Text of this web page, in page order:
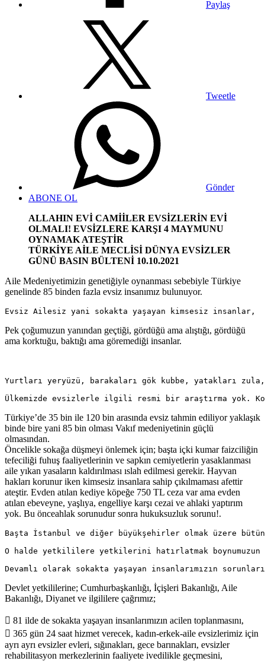
Paylaş
Tweetle
Gönder
ABONE OL
ALLAHIN EVİ CAMİİLER EVSİZLERİN EVİ
OLMALI! EVSİZLERE KARŞI 4 MAYMUNU
OYNAMAK ATEŞTİR
TÜRKİYE AİLE MECLİSİ DÜNYA EVSİZLER
GÜNÜ BASIN BÜLTENİ 10.10.2021
Aile Medeniyetimizin genetiğiyle oynanması sebebiyle Türkiye
genelinde 85 binden fazla evsiz insanımız bulunuyor.
Evsiz Ailesiz yani sokakta yaşayan kimsesiz insanlar,
Pek çoğumuzun yanından geçtiği, gördüğü ama alıştığı, gördüğü
ama korktuğu, baktığı ama göremediği insanlar.
Yurtları yeryüzü, barakaları gök kubbe, yatakları
Ülkemizde evsizlerle ilgili resmi bir araştırma yok.
Türkiye’de 35 bin ile 120 bin arasında evsiz tahmin ediliyor yaklaşık
binde bire yani 85 bin olması Vakıf medeniyetinin güçlü
olmasından.
Öncelikle sokağa düşmeyi önlemek için; başta içki kumar faizciliğin
tefeciliği fuhuş faaliyetlerinin ve sapkın cemiyetlerin yasaklanması
aile yıkan yasaların kaldırılması ıslah edilmesi gerekir. Hayvan
hakları korunur iken kimsesiz insanlara sahip çıkılmaması afettir
ateştir. Evden atılan kediye köpeğe 750 TL ceza var ama evden
atılan ebeveyne, yaşlıya, engelliye karşı cezai ve ahlaki yaptırım
yok. Bu önceahlak sorunudur sonra hukuksuzluk sorunu!.
Başta İstanbul ve diğer büyükşehirler olmak üzere
O halde yetkililere yetkilerini hatırlatmak boynumuzun
Devamlı olarak sokakta yaşayan insanlarımızın
Devlet yetkililerine; Cumhurbaşkanlığı, İçişleri Bakanlığı, Aile
Bakanlığı, Diyanet ve ilgililere çağrımız;
 81 ilde de sokakta yaşayan insanlarımızın acilen toplanmasını,
 365 gün 24 saat hizmet verecek, kadın-erkek-aile evsizlerimiz için
ayrı ayrı evsizler evleri, sığınakları, gece barınakları, evsizler
rehabilitasyon merkezlerinin faaliyete ivedilikle geçmesini,